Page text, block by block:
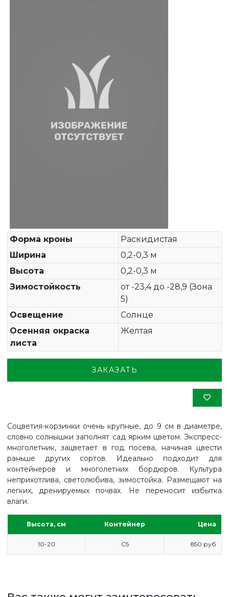
ГЛАВНАЯ
Форма кроны
Раскидистая
Ширина
0,2-0,3 м
Высота
0,2-0,3 м
Зимостойкость
от -23,4 до -28,9 (Зона
5)
Освещение
Солнце
Осенняя окраска
листа
Желтая
ЗАКАЗАТЬ
Соцветия-корзинки очень крупные, до 9 см в диаметре,
словно солнышки заполнят сад ярким цветом. Экспресс-
многолетник, зацветает в год посева, начиная цвести
раньше других сортов. Идеально подходит для
контейнеров и многолетних бордюров. Культура
неприхотлива, светолюбива, зимостойка. Размещают на
легких, дренируемых почвах. Не переносит избытка
влаги.
Высота, см Контейнер Цена
10-20 С5 850 руб